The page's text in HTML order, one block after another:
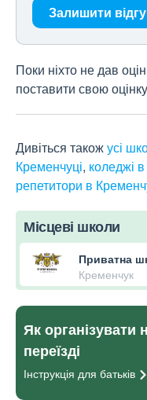
Залишити
Поки ніхто не дав
поставити свою
Дивіться такожусі
Кременчуці, коледжі
репетитори в
Місцеві школи
Приватна
Кременчук
Як організувати
переїзді
Інструкція для батьків